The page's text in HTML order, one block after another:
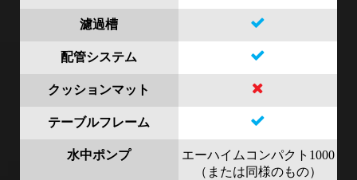
濾過槽
配管システム
クッションマット
テーブルフレーム
水中ポンプ
エーハイムコンパクト1000
（または同様のもの）